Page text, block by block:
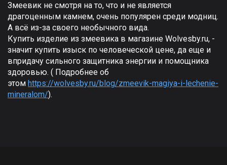
Змеевик не смотря на то, что и не является
драгоценным камнем, очень популярен среди модниц.
А всё из-за своего необычного вида.
Купить изделие из змеевика в магазине Wolvesby.ru, -
значит купить изыск по человеческой цене, да еще и
впридачу сильного защитника энергии и помощника
здоровью. ( Подробнее об
этом https://wolvesby.ru/blog/zmeevik-magiya-i-lechenie-
mineralom/).